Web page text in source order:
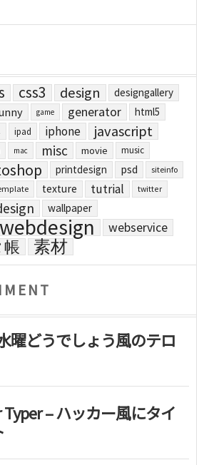
css3 design designgallery
game generator html5
ipad iphone javascript
mac misc movie music
printdesign psd siteinfo
texture tutrial twitter
wallpaper
webdesign webservice
素材
曜どうでしょう風のテロ
– ハッカー風にタイ